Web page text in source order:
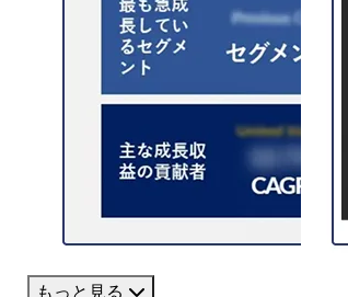
もっと見る